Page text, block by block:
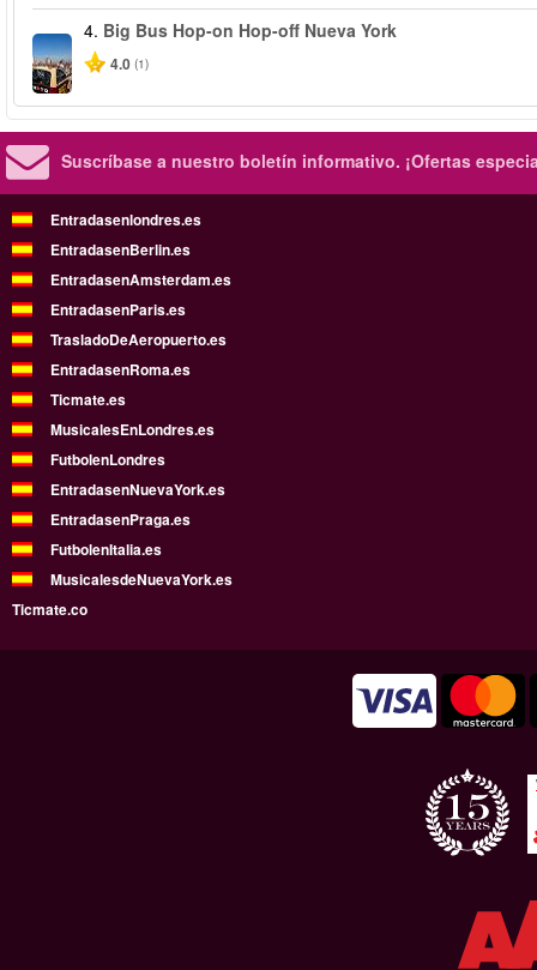
4. Big Bus Hop-on Hop-off Nueva York
4.0 (1)
Suscríbase a nuestro boletín informativo. ¡Ofertas
Entradasenlondres.es
EntradasenBerlin.es
EntradasenAmsterdam.es
EntradasenParis.es
TrasladoDeAeropuerto.es
EntradasenRoma.es
Ticmate.es
MusicalesEnLondres.es
FutbolenLondres
EntradasenNuevaYork.es
EntradasenPraga.es
FutbolenItalia.es
MusicalesdeNuevaYork.es
Ticmate.co